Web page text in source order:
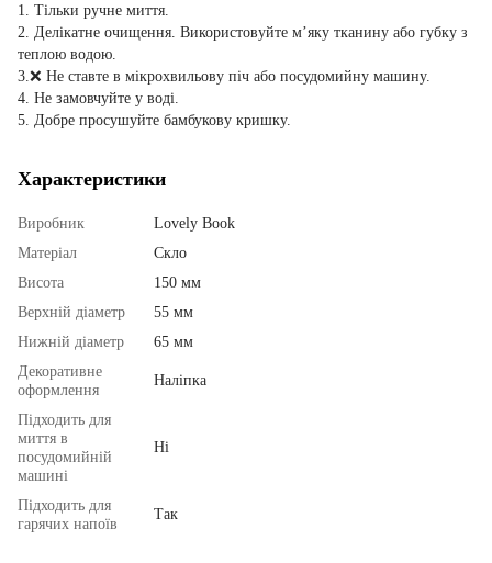
1. Тільки ручне миття.
2. Делікатне очищення. Використовуйте мʼяку тканину або губку з
теплою водою.
3.❌ Не ставте в мікрохвильову піч або посудомийну машину.
4. Не замовчуйте у воді.
5. Добре просушуйте бамбукову кришку.
Характеристики
Виробник
Lovely Book
Матеріал
Скло
Висота
150 мм
Верхній діаметр
55 мм
Нижній діаметр
65 мм
Декоративне
оформлення
Наліпка
Підходить для
миття в
посудомийній
машині
Ні
Підходить для
гарячих напоїв
Так